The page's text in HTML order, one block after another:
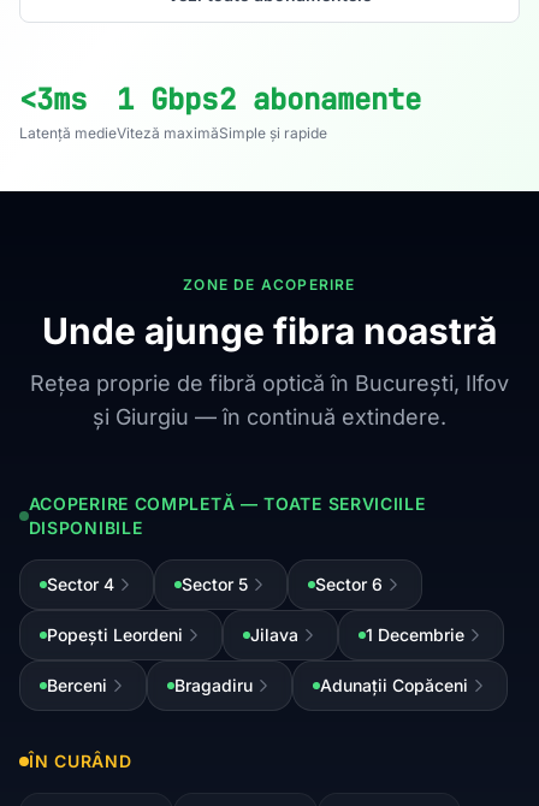
<3ms
Latență medie
1 Gbps
Viteză maximă
2 abonamente
Simple și rapide
ZONE DE ACOPERIRE
Unde ajunge fibra noastră
Rețea proprie de fibră optică în București, Ilfov
și Giurgiu — în continuă extindere.
ACOPERIRE COMPLETĂ — TOATE SERVICIILE
DISPONIBILE
Sector 4 Sector 5 Sector 6
Popești Leordeni Jilava 1 Decembrie
Berceni Bragadiru Adunații Copăceni
ÎN CURÂND